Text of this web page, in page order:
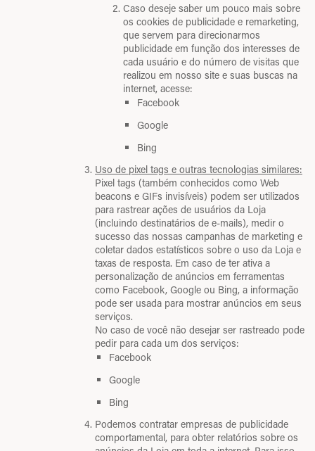
Caso deseje saber um pouco mais sobre
os cookies de publicidade e remarketing,
que servem para direcionarmos
publicidade em função dos interesses de
cada usuário e do número de visitas que
realizou em nosso site e suas buscas na
internet, acesse:
Facebook
Google
Bing
Uso de pixel tags e outras tecnologias similares:
Pixel tags (também conhecidos como Web
beacons e GIFs invisíveis) podem ser utilizados
para rastrear ações de usuários da Loja
(incluindo destinatários de e-mails), medir o
sucesso das nossas campanhas de marketing e
coletar dados estatísticos sobre o uso da Loja e
taxas de resposta. Em caso de ter ativa a
personalização de anúncios em ferramentas
como Facebook, Google ou Bing, a informação
pode ser usada para mostrar anúncios em seus
serviços.
No caso de você não desejar ser rastreado pode
pedir para cada um dos serviços:
Facebook
Google
Bing
Podemos contratar empresas de publicidade
comportamental, para obter relatórios sobre os